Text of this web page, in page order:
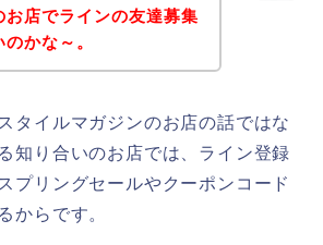
お店でラインの友達募集
かな～。
タイルマガジンのお店の話ではな
知り合いのお店では、ライン登録
プリングセールやクーポンコード
からです。